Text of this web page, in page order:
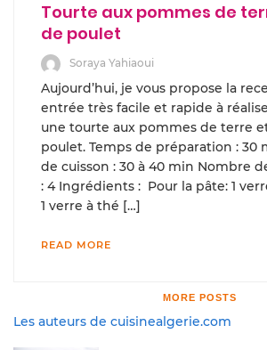
Tourte aux pommes de
de poulet
Soraya Yahiaoui
Aujourd’hui, je vous propose la
entrée très facile et rapide à
une tourte aux pommes de terre
poulet. Temps de préparation : 30
de cuisson : 30 à 40 min Nombre
: 4 Ingrédients : Pour la pâte: 1
1 verre à thé […]
READ MORE
MORE POSTS
Les auteurs de cuisinealgerie.com